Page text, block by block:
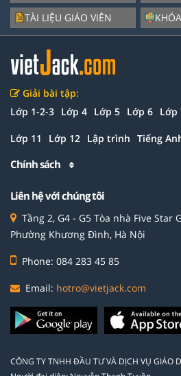
TÀI LIỆU GIÁO VIÊN
Giải bài tập:
Lớp 1-2-3 Lớp 4 Lớp 5 Lớp 6 Lớp
Lớp 11 Lớp 12 Lập trình Tiếng
Chính sách
Liên hệ với chúng tôi
Tầng 2, G4 - G5 Tòa nhà Five Star
Phường Khương Đình, Hà Nội
Phone: 084 283 45 85
Email: hotro@vietjack.com
CÔNG TY TNHH ĐẦU TƯ VÀ DỊCH VỤ GIÁO